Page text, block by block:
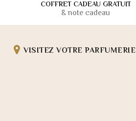
COFFRET CADEAU GRATUIT
& note cadeau
VISITEZ VOTRE PARFUMERIE